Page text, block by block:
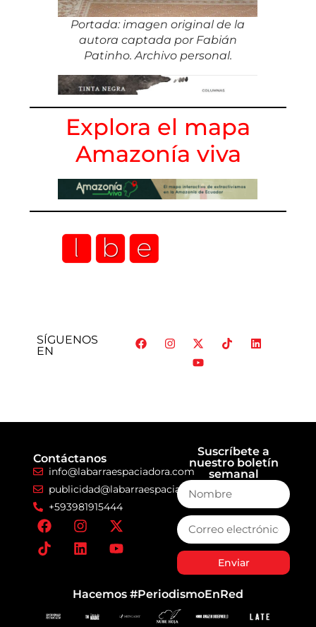
Portada: imagen original de la
autora captada por Fabián
Patinho. Archivo personal.
Explora el mapa
Amazonía viva
SÍGUENOS
EN
Contáctanos
info@labarraespaciadora.com
publicidad@labarraespaciadora.com
+593981915444
Suscríbete a
nuestro boletín
semanal
Enviar
Hacemos #PeriodismoEnRed